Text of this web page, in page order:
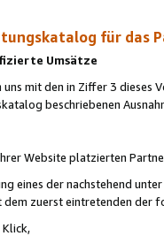
für das
Umsätze
uns mit den in Ziffer 3
beschriebenen
Website platzierten
eines der nachstehend
zuerst eintretenden der